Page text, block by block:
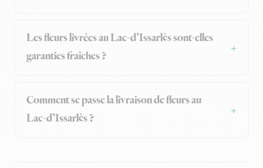
Les fleurs livrées au Lac-d’Issarlès sont-elles
garanties fraîches ?
Comment se passe la livraison de fleurs au
Lac-d’Issarlès ?